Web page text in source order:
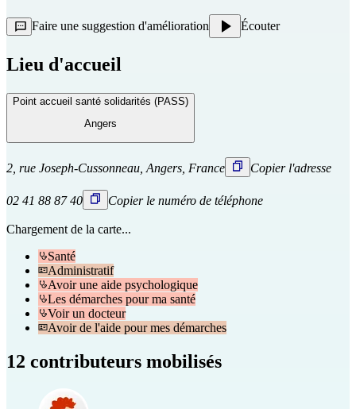
Faire une suggestion d'amélioration Écouter
Lieu d'accueil
Point accueil santé solidarités (PASS)
Angers
2, rue Joseph-Cussonneau, Angers, France Copier l'adresse
02 41 88 87 40 Copier le numéro de téléphone
Chargement de la carte...
Santé
Administratif
Avoir une aide psychologique
Les démarches pour ma santé
Voir un docteur
Avoir de l'aide pour mes démarches
12 contributeurs mobilisés